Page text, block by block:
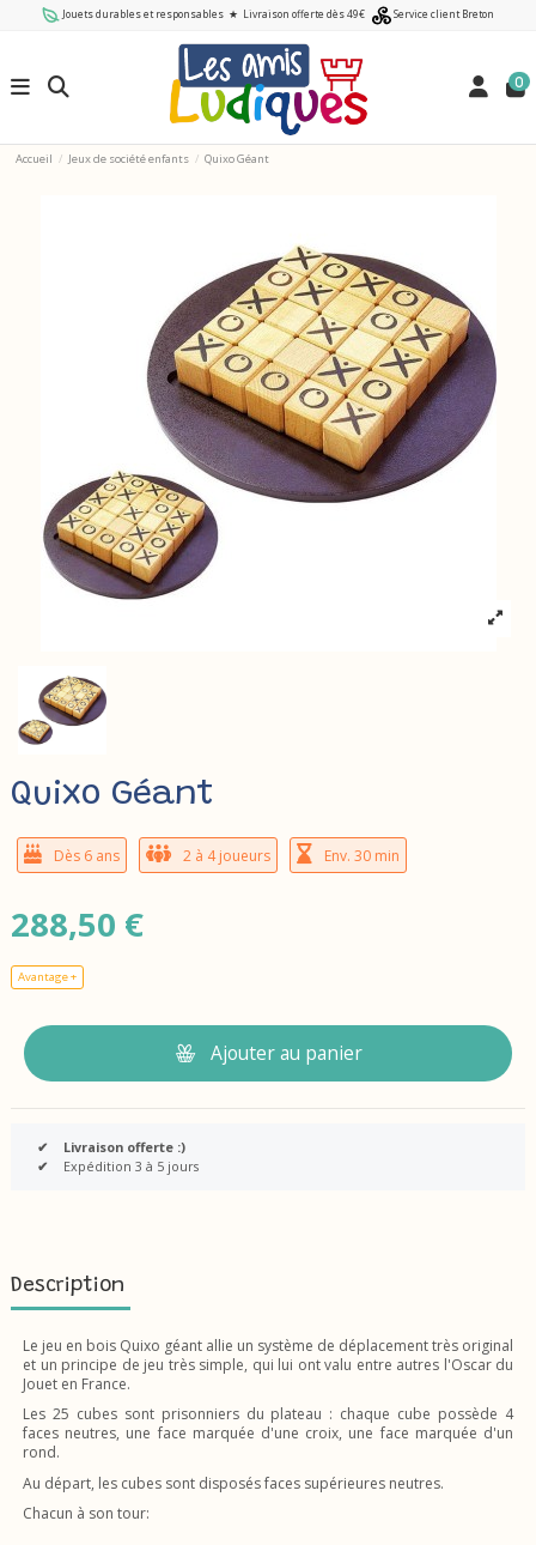
Jouets durables et responsables ★ Livraison offerte dès 49€ Service client Breton
0
Accueil Jeux de société enfants Quixo Géant
Quixo Géant
Dès 6 ans 2 à 4 joueurs Env. 30 min
288,50 €
Avantage +
Ajouter au panier
✔
Livraison offerte :)
✔
Expédition 3 à 5 jours
Description
Le jeu en bois Quixo géant allie un système de déplacement très original
et un principe de jeu très simple, qui lui ont valu entre autres l'Oscar du
Jouet en France.
Les 25 cubes sont prisonniers du plateau : chaque cube possède 4
faces neutres, une face marquée d'une croix, une face marquée d'un
rond.
Au départ, les cubes sont disposés faces supérieures neutres.
Chacun à son tour: